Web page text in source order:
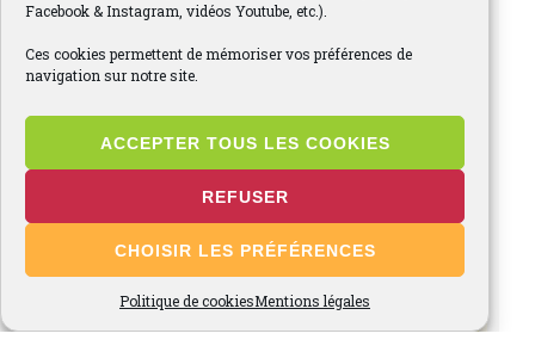
Facebook & Instagram, vidéos Youtube, etc.).
Ces cookies permettent de mémoriser vos préférences de
navigation sur notre site.
ACCEPTER TOUS LES COOKIES
REFUSER
CHOISIR LES PRÉFÉRENCES
Politique de cookiesMentions légales